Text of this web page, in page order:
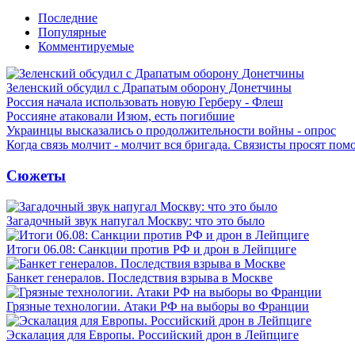
Последние
Популярные
Комментируемые
Зеленский обсудил с Драпатым оборону Донетчины
Россия начала использовать новую Герберу - Флеш
Россияне атаковали Изюм, есть погибшие
Украинцы высказались о продолжительности войны - опрос
Когда связь молчит - молчит вся бригада. Связисты просят
Сюжеты
Загадочный звук напугал Москву: что это было
Итоги 06.08: Санкции против РФ и дрон в Лейпциге
Банкет генералов. Последствия взрыва в Москве
Грязные технологии. Атаки РФ на выборы во Франции
Эскалация для Европы. Российский дрон в Лейпциге